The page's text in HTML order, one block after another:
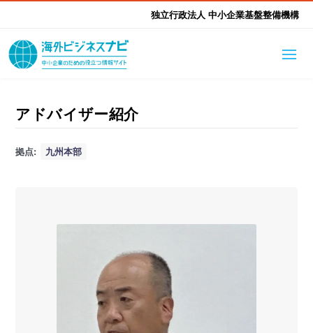
独立行政法人 中小企業基盤整備機構
海外ビジネスナビとは
はじめて海外
海外展開そもそも講座
進出・支援事例 調査レポート
東北本部
北陸本部
海外展開アドバイス支援
海外展開支援メニュー
アドバイザー紹介
拠点: 九州本部